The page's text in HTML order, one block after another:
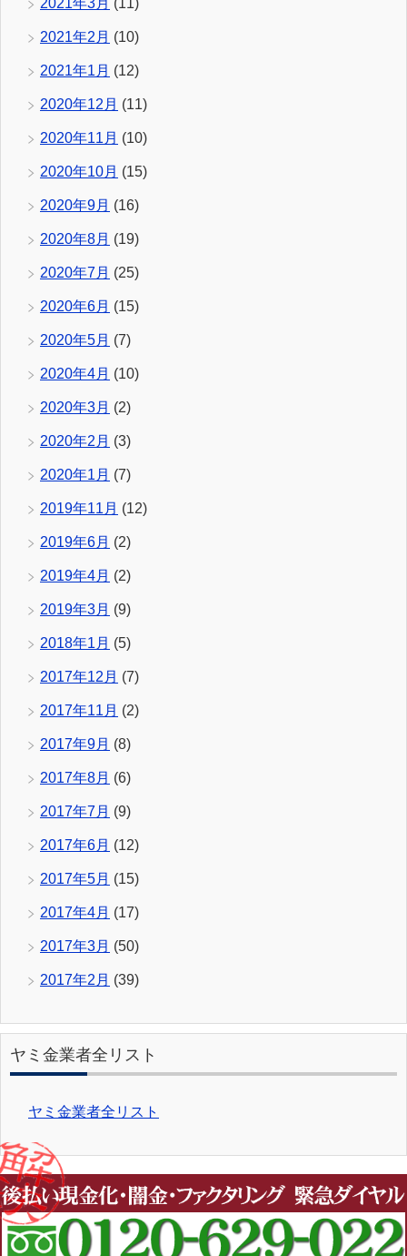
2021年3月 (11)
2021年2月 (10)
2021年1月 (12)
2020年12月 (11)
2020年11月 (10)
2020年10月 (15)
2020年9月 (16)
2020年8月 (19)
2020年7月 (25)
2020年6月 (15)
2020年5月 (7)
2020年4月 (10)
2020年3月 (2)
2020年2月 (3)
2020年1月 (7)
2019年11月 (12)
2019年6月 (2)
2019年4月 (2)
2019年3月 (9)
2018年1月 (5)
2017年12月 (7)
2017年11月 (2)
2017年9月 (8)
2017年8月 (6)
2017年7月 (9)
2017年6月 (12)
2017年5月 (15)
2017年4月 (17)
2017年3月 (50)
2017年2月 (39)
ヤミ金業者全リスト
ヤミ金業者全リスト
Copyright (C) 2026 ヤミ金被害相談窓口All Rights
Reserved.